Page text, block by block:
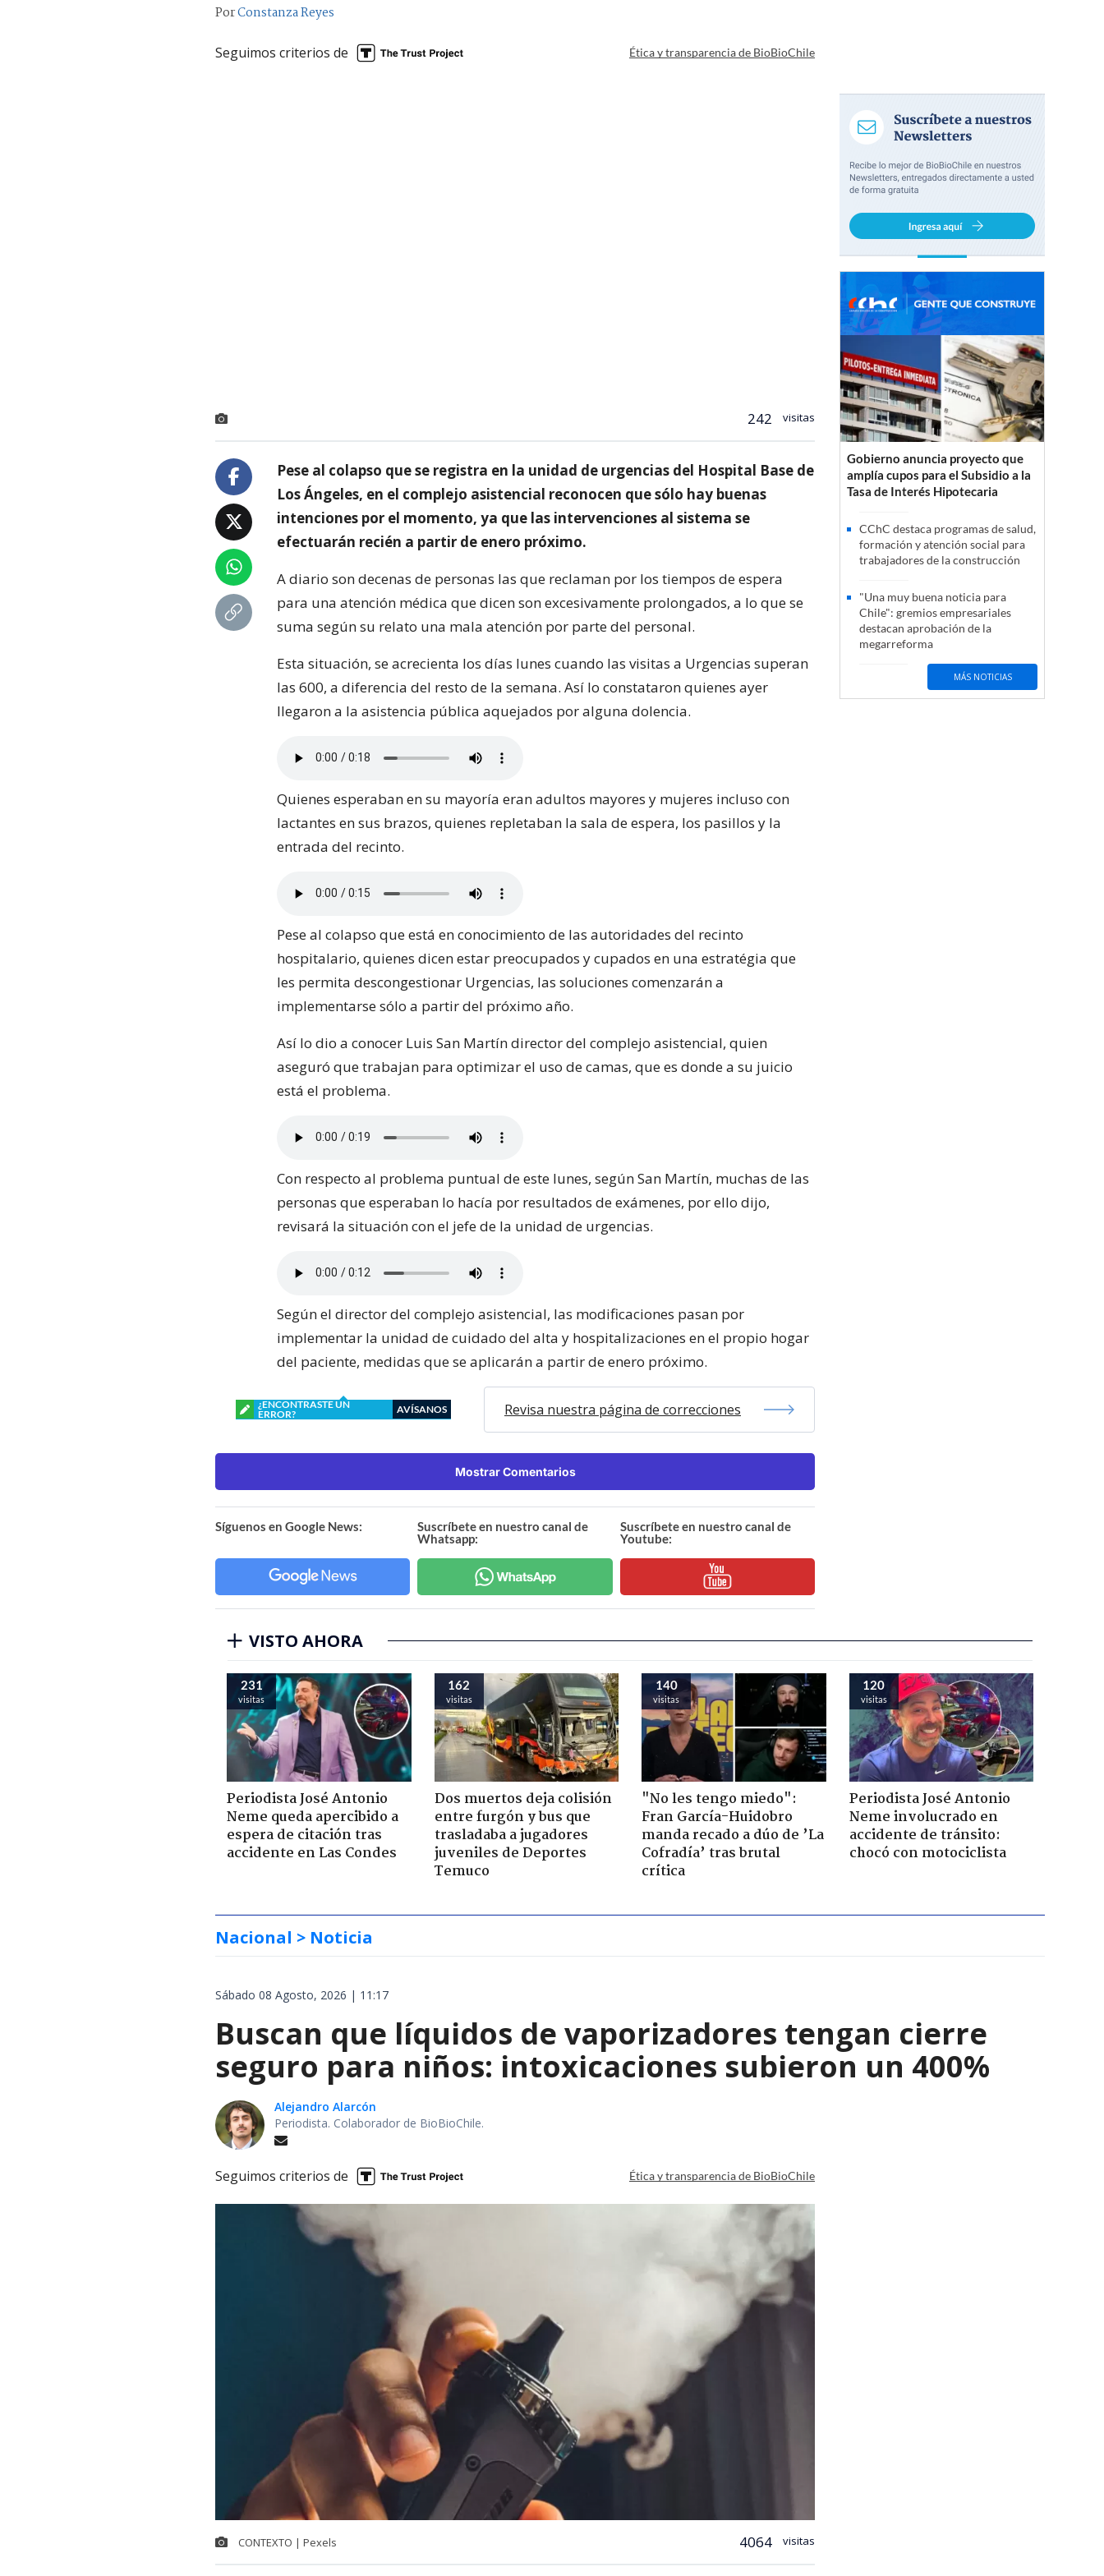
PorConstanza Reyes
Seguimos criterios de Ética y transparencia de BioBioChile
242 visitas
Pese al colapso que se registra en la unidad de urgencias del Hospital Base de
Los Ángeles, en el complejo asistencial reconocen que sólo hay buenas
intenciones por el momento, ya que las intervenciones al sistema se
efectuarán recién a partir de enero próximo.
A diario son decenas de personas las que reclaman por los tiempos de espera
para una atención médica que dicen son excesivamente prolongados, a lo que se
suma según su relato una mala atención por parte del personal.
Esta situación, se acrecienta los días lunes cuando las visitas a Urgencias superan
las 600, a diferencia del resto de la semana. Así lo constataron quienes ayer
llegaron a la asistencia pública aquejados por alguna dolencia.
Quienes esperaban en su mayoría eran adultos mayores y mujeres incluso con
lactantes en sus brazos, quienes repletaban la sala de espera, los pasillos y la
entrada del recinto.
Pese al colapso que está en conocimiento de las autoridades del recinto
hospitalario, quienes dicen estar preocupados y cupados en una estratégia que
les permita descongestionar Urgencias, las soluciones comenzarán a
implementarse sólo a partir del próximo año.
Así lo dio a conocer Luis San Martín director del complejo asistencial, quien
aseguró que trabajan para optimizar el uso de camas, que es donde a su juicio
está el problema.
Con respecto al problema puntual de este lunes, según San Martín, muchas de las
personas que esperaban lo hacía por resultados de exámenes, por ello dijo,
revisará la situación con el jefe de la unidad de urgencias.
Según el director del complejo asistencial, las modificaciones pasan por
implementar la unidad de cuidado del alta y hospitalizaciones en el propio hogar
del paciente, medidas que se aplicarán a partir de enero próximo.
¿ENCONTRASTE UN
ERROR?
AVÍSANOS Revisa nuestra página de correcciones
Mostrar Comentarios
Síguenos en Google News:
Suscríbete en nuestro canal de
Whatsapp:
Suscríbete en nuestro canal de
Youtube:
Gobierno anuncia proyecto que
amplía cupos para el Subsidio a la
Tasa de Interés Hipotecaria
CChC destaca programas de salud,
formación y atención social para
trabajadores de la construcción
"Una muy buena noticia para
Chile": gremios empresariales
destacan aprobación de la
megarreforma
MÁS NOTICIAS
VISTO AHORA
231
visitas
Periodista José Antonio
Neme queda apercibido a
espera de citación tras
accidente en Las Condes
162
visitas
Dos muertos deja colisión
entre furgón y bus que
trasladaba a jugadores
juveniles de Deportes
Temuco
140
visitas
"No les tengo miedo":
Fran García-Huidobro
manda recado a dúo de ’La
Cofradía’ tras brutal
crítica
120
visitas
Periodista José Antonio
Neme involucrado en
accidente de tránsito:
chocó con motociclista
Nacional > Noticia
Sábado 08 Agosto, 2026 | 11:17
Buscan que líquidos de vaporizadores tengan cierre
seguro para niños: intoxicaciones subieron un 400%
Alejandro Alarcón
Periodista. Colaborador de BioBioChile.
Seguimos criterios de Ética y transparencia de BioBioChile
CONTEXTO | Pexels 4064 visitas